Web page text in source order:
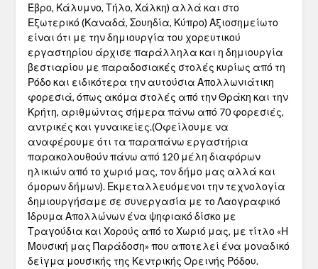
Έβρο, Κάλυμνο, Τήλο, Χάλκη) αλλά και στο
Εξωτερικό (Καναδά, Σουηδία, Κύπρο) Αξιοσημείωτο
είναι ότι με την δημιουργία του χορευτικού
εργαστηρίου άρχισε παράλληλα και η δημιουργία
βεστιαρίου με παραδοσιακές στολές κυρίως από τη
Ρόδο και ειδικότερα την αυτούσια Απολλωνιάτικη
φορεσιά, όπως ακόμα στολές από την Θράκη και την
Κρήτη, αριθμώντας σήμερα πάνω από 70 φορεσιές,
αντρικές και γυναικείες.(Οφείλουμε να
αναφέρουμε ότι τα παραπάνω εργαστήρια
παρακολουθούν πάνω από 120 μέλη διαφόρων
ηλικιών από το χωριό μας, τον δήμο μας αλλά και
όμορων δήμων). Εκμεταλλευόμενοι την τεχνολογία
δημιουργήσαμε σε συνεργασία με το Λαογραφικό
Ίδρυμα Απολλώνων ένα ψηφιακό δίσκο με
Τραγούδια και Χορούς από το Χωριό μας, με τίτλο «Η
Μουσική μας Παράδοση» που αποτελεί ένα μοναδικό
δείγμα μουσικής της Κεντρικής Ορεινής Ρόδου.